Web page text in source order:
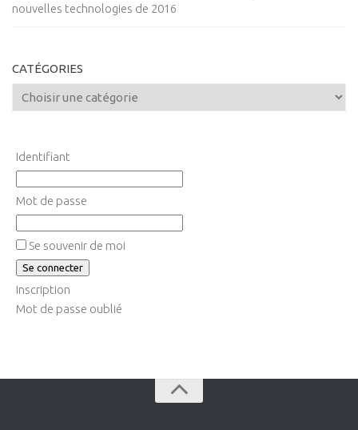
nouvelles technologies de 2016
CATÉGORIES
Identifiant
Mot de passe
Se souvenir de moi
Inscription
Mot de passe oublié